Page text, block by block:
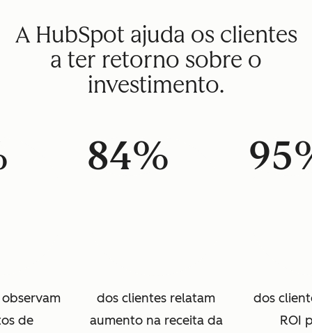
A HubSpot ajuda os clientes
a ter retorno sobre o
investimento.
de
84%
dos clientes relatam
aumento na receita da
dos
ROI